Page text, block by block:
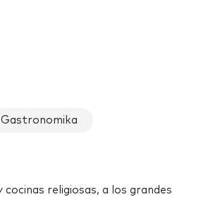
religiosas, a los grandes